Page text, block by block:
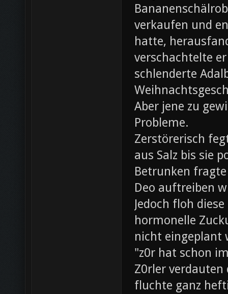
verkaufen und
hatte,
verschachtelte
schlenderte
Aber jene zu
Probleme.
Zerstörerisch
aus Salz bis sie
Betrunken
Deo auftreiben
Jedoch floh
hormonelle
nicht eingeplant
"z0r hat schon
Z0rler
fluchte ganz